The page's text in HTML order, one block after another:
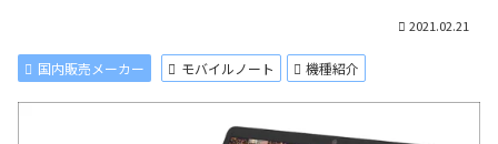
2021.02.21
国内販売メーカー モバイルノート 機種紹介